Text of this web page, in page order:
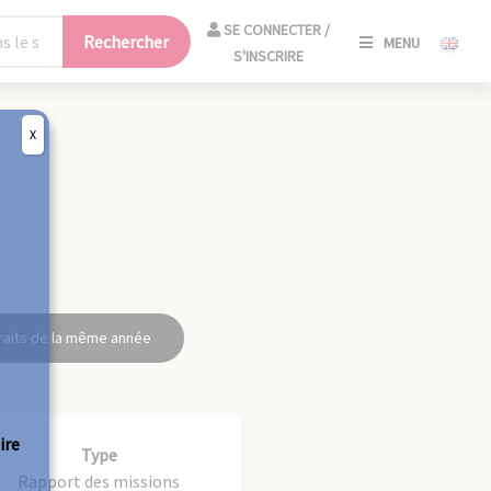
Rechercher
SE CONNECTER /
S'INSCRIRE
MENU
de la même année
Type
Rapport des missions
X